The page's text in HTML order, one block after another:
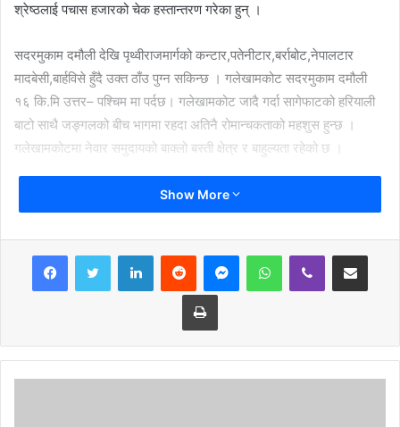
श्रेष्ठलाई पचास हजारको चेक हस्तान्तरण गरेका हुन् ।
सदरमुकाम दमौली देखि पृथ्वीराजमार्गको कन्टार,पतेनीटार,बर्राबोट,नेपालटार
मादबेसी,बार्हविसे हुँदै उक्त ठाँउ पुग्न सकिन्छ । गलेखामकोट सदरमुकाम दमौली
१६ कि.मि उत्तर– पश्चिम मा पर्दछ। गलेखामकोट जादै गर्दा सागेफाटको हरियाली
बाटो साथै जङ्गलको बीच भागमा रहदा अतिनै रोमान्चकताको महशुस हुन्छ ।
गलेखामकोटमा नेवार समुदायको बाक्लो बस्ती क्षेत्र र बाहुल्यता रहेको छ ।
यस स्थानमा पर्यटकहरुलाई टाढा टाढाका प्राकृतिक संम्पदाहरुलाई नजिकैबाट
नियालेर हेर्न मिल्ने भ्यु टावरको निर्माण गरिएको छ। उक्त भ्यु टावरबाट विभिन्न
छिमेकी जिल्लाहरु लम्जुङ,स्याङ्जा , गोर्खा र कास्कीका स्थानहरु सजिलै देख्न
सकिन्छ। यहाँ आन्तरिक एवम बाहय पर्यटकहरुका लागि खान र बस्नका लागि उचित
ब्यबस्था रहेको छ । किनकी पर्यटकहरुका लागि सविधायुक्त आरामदायी ४ कोठे
कुरा माग्दा मनोकामना पूरा हुने धार्मिक विश्वास रहेको छ। पर्यटन प्रवर्द्धन र मनोरम
Show More
LinkedInReddit MessengerWhatsAppViber Share via Email
Print